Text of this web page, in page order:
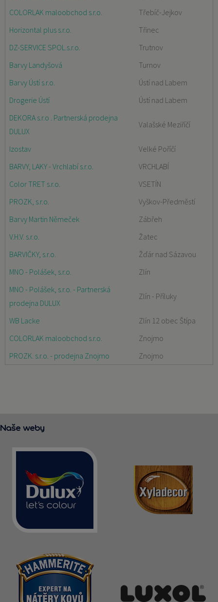
COLORLAK maloobchod s.r.o.
Třebíč-Jejkov
Horizontal plus s.r.o.
Třinec
DZ-SERVICE SPOL.s.r.o.
Trutnov
Barvy Landyšová
Turnov
Barvy Ústí s.r.o.
Ústí nad Labem
Drogerie Ústí
Ústí nad Labem
DEKORA s.r.o . Partnerská prodejna
DULUX
Valašské Meziříčí
Izostav
Velké Poříčí
BARVY, LAKY - Vrchlabí s.r.o.
VRCHLABÍ
Color TRET s.r.o.
VSETÍN
PROZK, s.r.o.
Vyškov-Předměstí
Barvy Martin Němeček
Zábřeh
V.H.V. s.r.o.
Žatec
BARVIČKY, s.r.o.
Žďár nad Sázavou
MNO - Polášek, s.r.o.
Zlín
MNO - Polášek, s.r.o. - Partnerská
prodejna DULUX
Zlín - Příluky
WB Lacke
Zlín 12 obec Štípa
COLORLAK maloobchod s.r.o.
Znojmo
PROZK. s.r.o. - prodejna Znojmo
Znojmo
Naše weby